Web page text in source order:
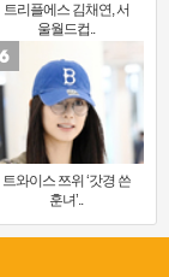
트리플에스 김채연, 서
울월드컵..
트와이스 쯔위 ‘갓경 쓴
훈녀’..